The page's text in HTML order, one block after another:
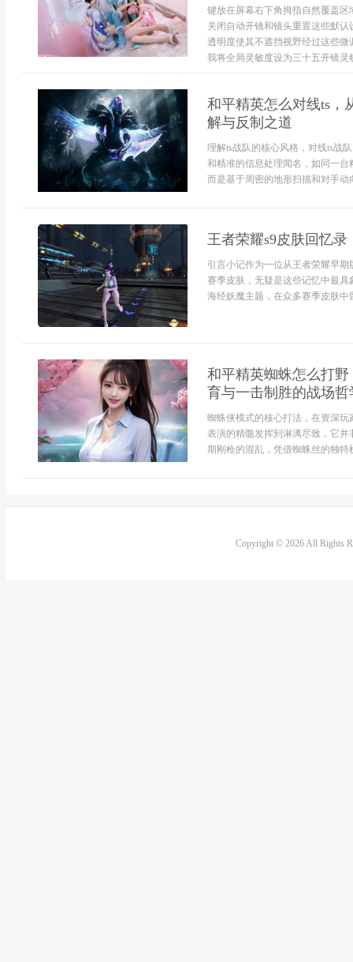
键放在屏幕右下角拇指自然覆盖
关闭自动开镜和镜头重置这些默
透明度使其不遮挡视野经过这些
我将全局灵敏度设为三十五开镜
和平精英怎么对线ts，
解与反制之道
理解ts战队的核心风格，对线ts战
和精准的信息处理闻名，如同一
而是基于周密的地形扫描和对手
王者荣耀s9皮肤回忆
引言小记作为一位从王者荣耀早
赛季皮肤，无疑是这些记忆中最
海经妖魔主题，在众多赛季皮肤
和平精英蜘蛛怎么打
育与一击制胜的战场哲
蜘蛛侠模式的核心打法，在资深
表演的精髓发挥到淋漓尽致，它
期刚枪的混乱，凭借蜘蛛丝的独
Copyright © 2026 All Rights